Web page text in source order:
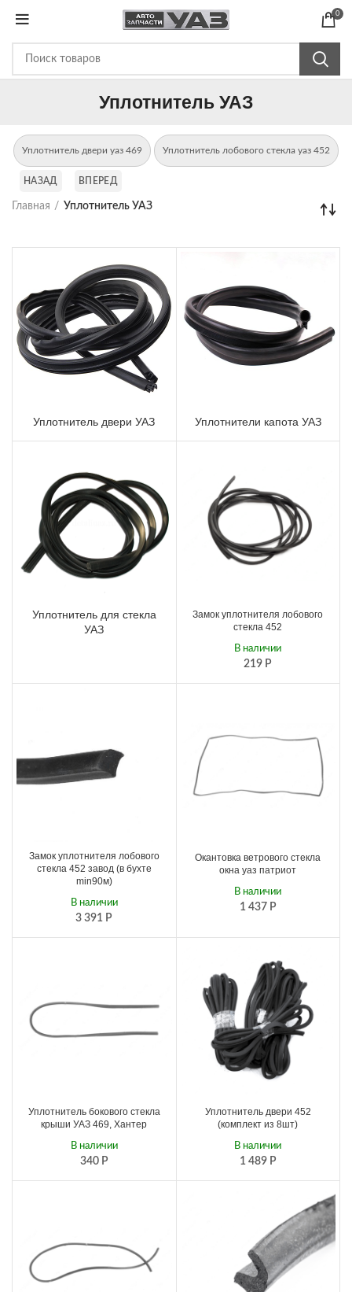
0
Уплотнитель УАЗ
Уплотнитель двери уаз 469 Уплотнитель лобового стекла уаз 452
НАЗАД ВПЕРЕД
Главная Уплотнитель УАЗ
Уплотнитель двери УАЗ Уплотнители капота УАЗ
Уплотнитель для стекла
УАЗ
Замок уплотнителя лобового
стекла 452
219 Р
В наличии
Замок уплотнителя лобового
стекла 452 завод (в бухте
min90м)
3 391 Р
В наличии
Окантовка ветрового стекла
окна уаз патриот
1 437 Р
В наличии
Уплотнитель бокового стекла
крыши УАЗ 469, Хантер
340 Р
В наличии
Уплотнитель двери 452
(комплект из 8шт)
1 489 Р
В наличии